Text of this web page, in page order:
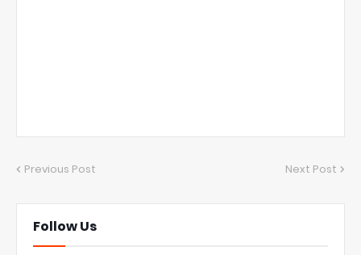
Previous Post Next Post
Follow Us